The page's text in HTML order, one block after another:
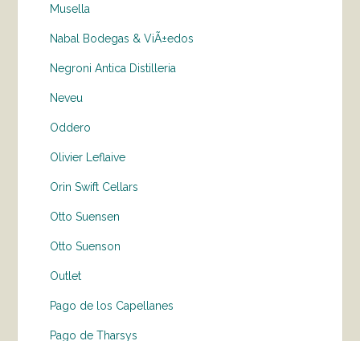
Musella
Nabal Bodegas & ViÃ±edos
Negroni Antica Distilleria
Neveu
Oddero
Olivier Leflaive
Orin Swift Cellars
Otto Suensen
Otto Suenson
Outlet
Pago de los Capellanes
Pago de Tharsys